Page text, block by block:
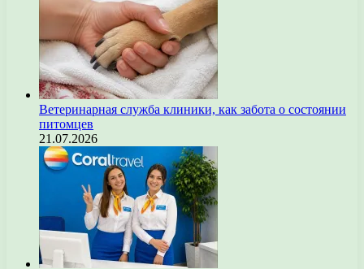
Ветеринарная служба клиники, как забота о состоянии
питомцев
21.07.2026